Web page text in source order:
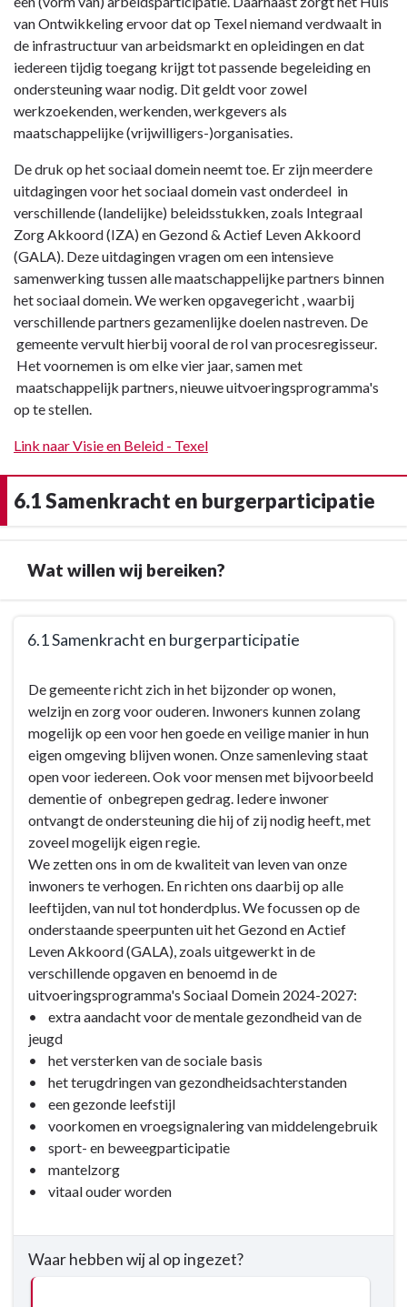
van Ontwikkeling ervoor dat op Texel niemand verdwaalt in
de infrastructuur van arbeidsmarkt en opleidingen en dat
iedereen tijdig toegang krijgt tot passende begeleiding en
ondersteuning waar nodig. Dit geldt voor zowel
werkzoekenden, werkenden, werkgevers als
maatschappelijke (vrijwilligers-)organisaties.
De druk op het sociaal domein neemt toe. Er zijn meerdere
uitdagingen voor het sociaal domein vast onderdeel in
verschillende (landelijke) beleidsstukken, zoals Integraal
Zorg Akkoord (IZA) en Gezond & Actief Leven Akkoord
(GALA). Deze uitdagingen vragen om een intensieve
samenwerking tussen alle maatschappelijke partners binnen
het sociaal domein. We werken opgavegericht , waarbij
verschillende partners gezamenlijke doelen nastreven. De
gemeente vervult hierbij vooral de rol van procesregisseur.
Het voornemen is om elke vier jaar, samen met
maatschappelijk partners, nieuwe uitvoeringsprogramma's
op te stellen.
Link naar Visie en Beleid - Texel
6.1 Samenkracht en burgerparticipatie
Wat willen wij bereiken?
Samenkracht
burgerparticipatie
willen
bereiken?
6.1 Samenkracht en burgerparticipatie
naar
navigatie
6.1
Samenkracht
burgerparticipatie
Wat
willen
wij
bereiken?
6.1
Samenkracht
burgerparticipatie
De gemeente richt zich in het bijzonder op wonen,
welzijn en zorg voor ouderen. Inwoners kunnen zolang
mogelijk op een voor hen goede en veilige manier in hun
eigen omgeving blijven wonen. Onze samenleving staat
open voor iedereen. Ook voor mensen met bijvoorbeeld
dementie of onbegrepen gedrag. Iedere inwoner
ontvangt de ondersteuning die hij of zij nodig heeft, met
zoveel mogelijk eigen regie.
We zetten ons in om de kwaliteit van leven van onze
inwoners te verhogen. En richten ons daarbij op alle
leeftijden, van nul tot honderdplus. We focussen op de
onderstaande speerpunten uit het Gezond en Actief
Leven Akkoord (GALA), zoals uitgewerkt in de
verschillende opgaven en benoemd in de
uitvoeringsprogramma's Sociaal Domein 2024-2027:
• extra aandacht voor de mentale gezondheid van de
jeugd
• het versterken van de sociale basis
• het terugdringen van gezondheidsachterstanden
• een gezonde leefstijl
• voorkomen en vroegsignalering van middelengebruik
• sport- en beweegparticipatie
• mantelzorg
• vitaal ouder worden
Waar hebben wij al op ingezet?